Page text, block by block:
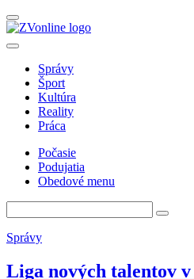
Správy
Šport
Kultúra
Reality
Práca
Počasie
Podujatia
Obedové menu
Správy
Liga nových talentov